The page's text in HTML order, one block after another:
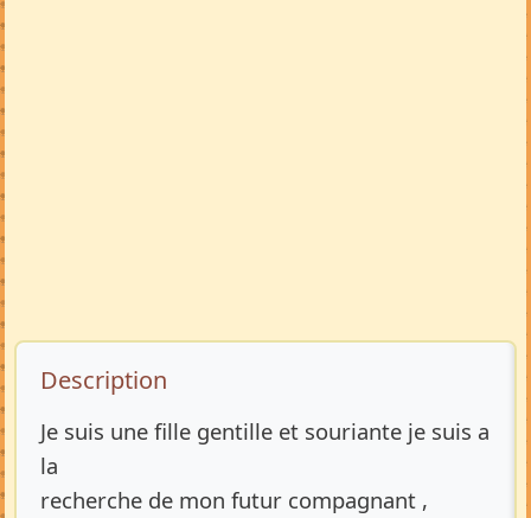
Description de l’annonce
Description
Je suis une fille gentille et souriante je suis a
la
recherche de mon futur compagnant ,